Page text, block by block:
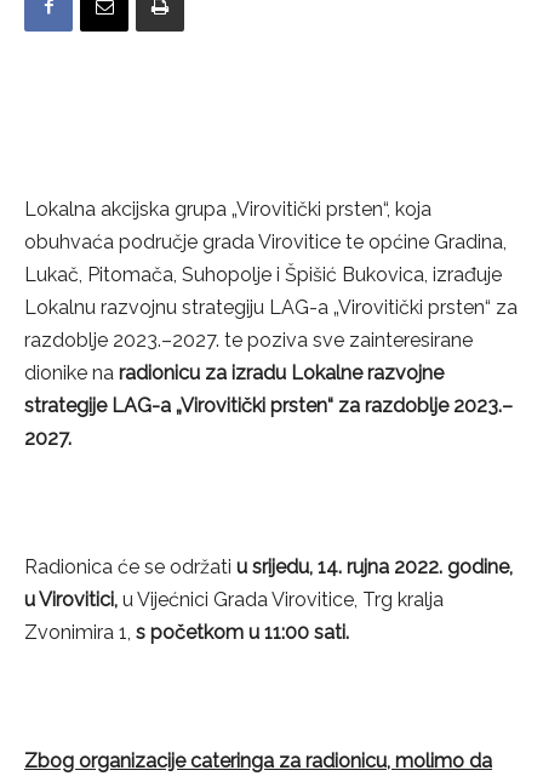
Lokalna akcijska grupa „Virovitički prsten“, koja
obuhvaća područje grada Virovitice te općine Gradina,
Lukač, Pitomača, Suhopolje i Špišić Bukovica, izrađuje
Lokalnu razvojnu strategiju LAG-a „Virovitički prsten“ za
razdoblje 2023.–2027. te poziva sve zainteresirane
dionike na radionicu za izradu Lokalne razvojne
strategije LAG-a „Virovitički prsten“ za razdoblje 2023.–
2027.
Radionica će se održati u srijedu, 14. rujna 2022. godine,
u Virovitici, u Vijećnici Grada Virovitice, Trg kralja
Zvonimira 1, s početkom u 11:00 sati.
Zbog organizacije cateringa za radionicu, molimo da